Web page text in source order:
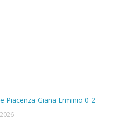
Piacenza-Giana Erminio 0-2